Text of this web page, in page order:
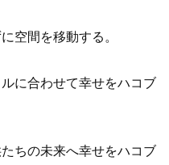
空間を移動する。
に合わせて幸せをハコブ
ちの未来へ幸せをハコブ